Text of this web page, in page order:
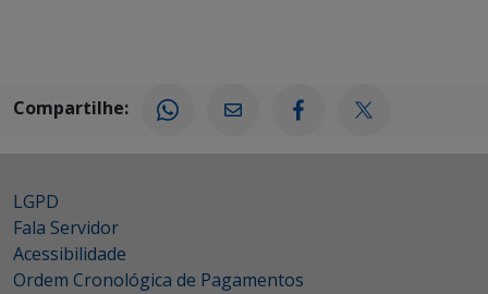
Compartilhe:
LGPD
Fala Servidor
Acessibilidade
Ordem Cronológica de Pagamentos